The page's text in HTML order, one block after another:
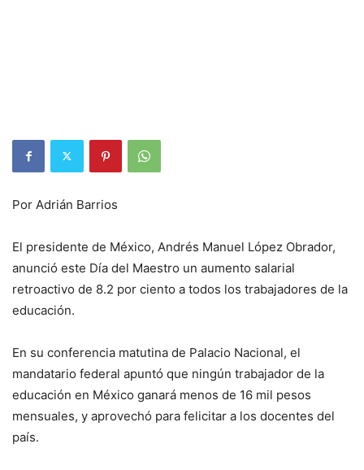
Por Adrián Barrios
El presidente de México, Andrés Manuel López Obrador,
anunció este Día del Maestro un aumento salarial
retroactivo de 8.2 por ciento a todos los trabajadores de la
educación.
En su conferencia matutina de Palacio Nacional, el
mandatario federal apuntó que ningún trabajador de la
educación en México ganará menos de 16 mil pesos
mensuales, y aprovechó para felicitar a los docentes del
país.